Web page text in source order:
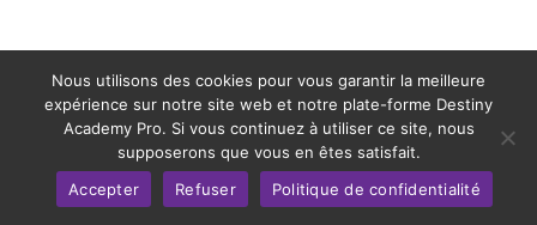
Nous utilisons des cookies pour vous garantir la meilleure
expérience sur notre site web et notre plate-forme Destiny
Academy Pro. Si vous continuez à utiliser ce site, nous
supposerons que vous en êtes satisfait.
Accepter
Refuser Politique de confidentialité